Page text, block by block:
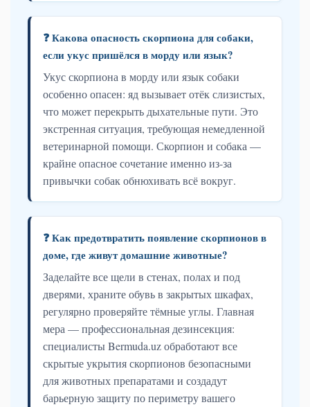
❓ Какова опасность скорпиона для собаки,
если укус пришёлся в морду или язык?
Укус скорпиона в морду или язык собаки
особенно опасен: яд вызывает отёк слизистых,
что может перекрыть дыхательные пути. Это
экстренная ситуация, требующая немедленной
ветеринарной помощи. Скорпион и собака —
крайне опасное сочетание именно из-за
привычки собак обнюхивать всё вокруг.
❓ Как предотвратить появление скорпионов в
доме, где живут домашние животные?
Заделайте все щели в стенах, полах и под
дверями, храните обувь в закрытых шкафах,
регулярно проверяйте тёмные углы. Главная
мера — профессиональная дезинсекция:
специалисты Bermuda.uz обработают все
скрытые укрытия скорпионов безопасными
для животных препаратами и создадут
барьерную защиту по периметру вашего